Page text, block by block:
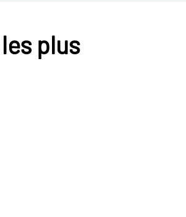
plus